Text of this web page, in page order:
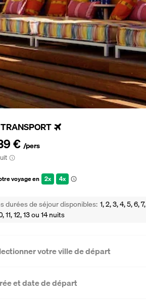
€ /pers
voyage en 2x 4x
durées de séjour disponibles 1, 2, 3, 4, 5, 6, 7,
11, 12, 13 ou 14 nuits
votre ville de départ
et date de départ